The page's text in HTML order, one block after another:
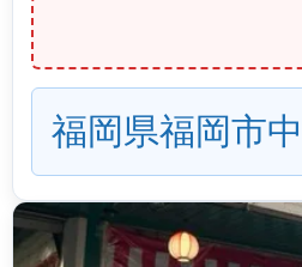
福岡県福岡市